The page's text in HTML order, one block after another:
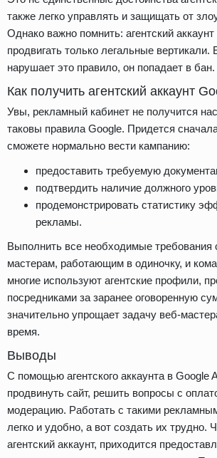
также легко управлять и защищать от
Однако важно помнить: агентский аккаунт
продвигать только легальные
нарушает это правило, он попадает в бан.
Как получить агентский аккаунт
Увы, рекламный кабинет не получится
таковы правила Google. Придется
сможете нормально вести кампанию:
предоставить требуемую
подтвердить наличие должного
продемонстрировать статистику
рекламы.
Выполнить все необходимые требования
мастерам, работающим в одиночку, и
многие используют агентские профили,
посредниками за заранее оговоренную
значительно упрощает задачу веб-
время.
Выводы
С помощью агентского аккаунта в Google
продвинуть сайт, решить вопросы с
модерацию. Работать с такими
легко и удобно, а вот создать их трудно.
агентский аккаунт, приходится